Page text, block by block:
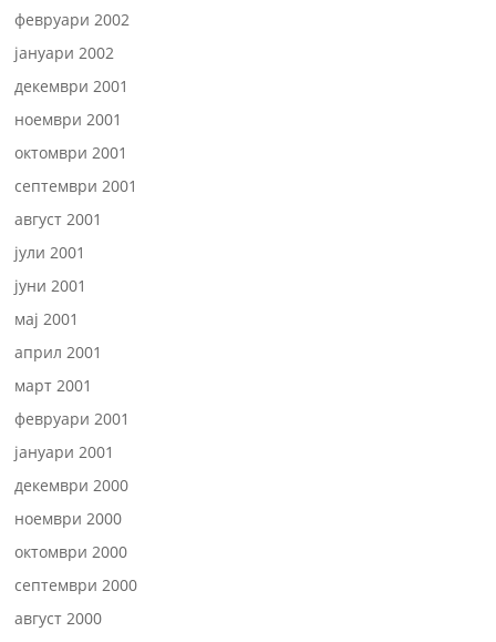
февруари 2002
јануари 2002
декември 2001
ноември 2001
октомври 2001
септември 2001
август 2001
јули 2001
јуни 2001
мај 2001
април 2001
март 2001
февруари 2001
јануари 2001
декември 2000
ноември 2000
октомври 2000
септември 2000
август 2000